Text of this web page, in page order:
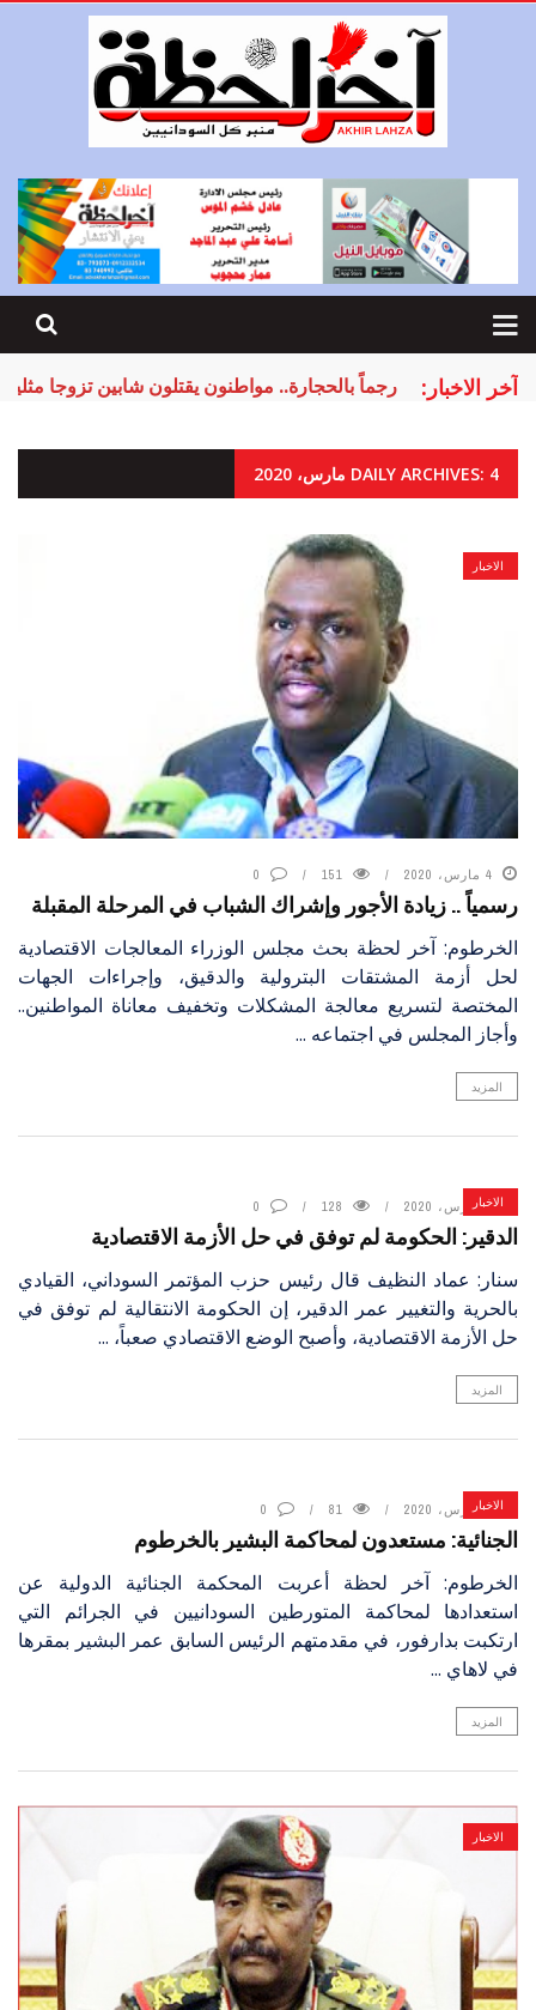
آخر الاخبار: البرهان يعلن إعادة هيكلة الجيش والدعم السريع
DAILY ARCHIVES: 4 مارس، 2020
الاخبار
4 مارس، 2020 151
0
رسمياً .. زيادة الأجور وإشراك الشباب في المرحلة المقبلة
الخرطوم: آخر لحظة بحث مجلس الوزراء المعالجات الاقتصادية
لحل أزمة المشتقات البترولية والدقيق، وإجراءات الجهات
المختصة لتسريع معالجة المشكلات وتخفيف معاناة المواطنين..
وأجاز المجلس في اجتماعه ...
المزيد
الاخبار
4 مارس، 2020 128
0
الدقير: الحكومة لم توفق في حل الأزمة الاقتصادية
سنار: عماد النظيف قال رئيس حزب المؤتمر السوداني، القيادي
بالحرية والتغيير عمر الدقير، إن الحكومة الانتقالية لم توفق في
حل الأزمة الاقتصادية، وأصبح الوضع الاقتصادي صعباً، ...
المزيد
الاخبار
4 مارس، 2020 81
0
الجنائية: مستعدون لمحاكمة البشير بالخرطوم
الخرطوم: آخر لحظة أعربت المحكمة الجنائية الدولية عن
استعدادها لمحاكمة المتورطين السودانيين في الجرائم التي
ارتكبت بدارفور، في مقدمتهم الرئيس السابق عمر البشير بمقرها
في لاهاي ...
المزيد
الاخبار